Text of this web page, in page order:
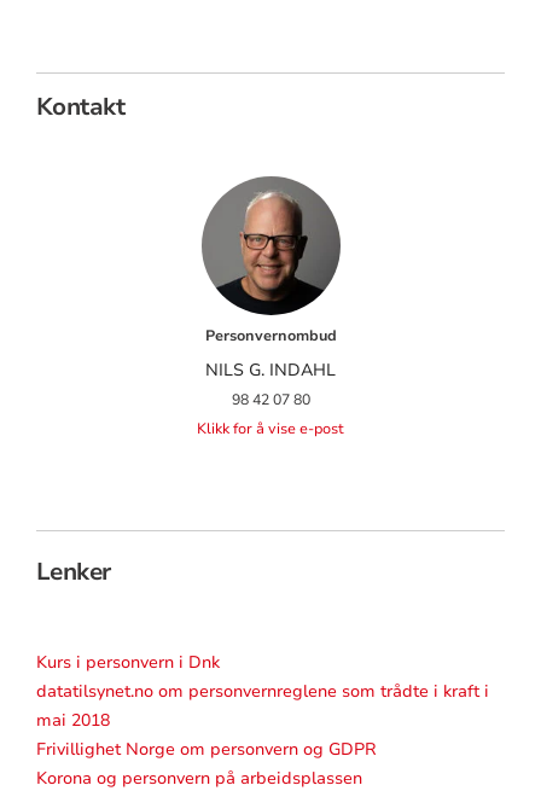
Kontakt
Personvernombud
NILS G. INDAHL
98 42 07 80
Klikk for å vise e-post
Lenker
Kurs i personvern i Dnk
datatilsynet.no om personvernreglene som trådte i kraft i
mai 2018
Frivillighet Norge om personvern og GDPR
Korona og personvern på arbeidsplassen